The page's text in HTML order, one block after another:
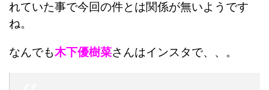
れていた事で今回の件とは関係が無いようです
ね。
なんでも木下優樹菜さんはインスタで、、。